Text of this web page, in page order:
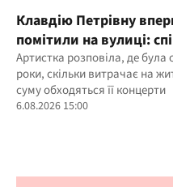
Клавдію Петрівну
помітили на вулиці:
подробиці свого життя
Артистка розповіла, де була
роки, скільки витрачає на
суму обходяться її концерти
6.08.2026 15:00